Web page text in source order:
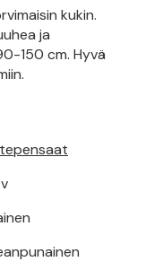
kukin.
ja
150 cm. Hyvä